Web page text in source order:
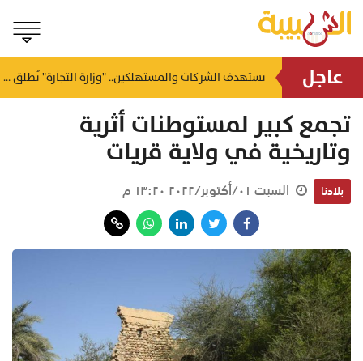
عاجل يصل إلى 4 أمتار.. "الأرصاد العمانية" تحذر من موج هائج على سواحل بحر العرب منذ ساعتين تستهدف الشركات والمستهلكين.. "وزارة التجارة" تُطلق منظومة متكاملة للتجارة الإلكترونية بالسلطنة
تجمع كبير لمستوطنات أثرية
وتاريخية في ولاية قريات
بلادنا السبت ٠١/أكتوبر/٢٠٢٢ ١٣:٢٠ م